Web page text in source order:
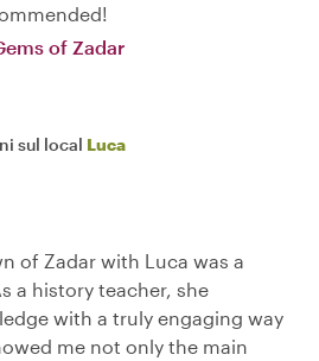
of Zadar
sul local Luca
of Zadar with Luca was a
a history teacher, she
with a truly engaging way
me not only the main